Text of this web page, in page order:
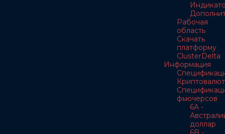
Рабочая
область
Скачать
платформу
ClusterDelta
Информация
Криптовалют
фьючерсов
6A -
доллар